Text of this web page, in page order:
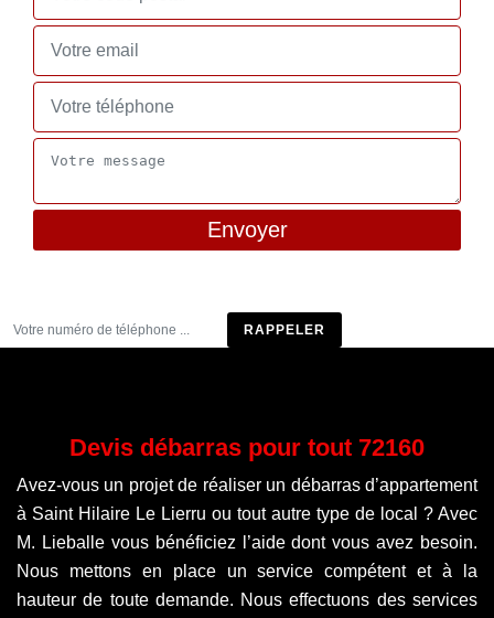
Devis débarras pour tout 72160
Avez-vous un projet de réaliser un débarras d’appartement
à Saint Hilaire Le Lierru ou tout autre type de local ? Avec
M. Lieballe vous bénéficiez l’aide dont vous avez besoin.
Nous mettons en place un service compétent et à la
hauteur de toute demande. Nous effectuons des services